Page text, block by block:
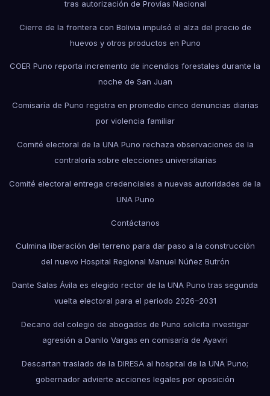
tras autorización de Provías Nacional
Cierre de la frontera con Bolivia impulsó el alza del precio de
huevos y otros productos en Puno
COER Puno reporta incremento de incendios forestales durante la
noche de San Juan
Comisaría de Puno registra en promedio cinco denuncias diarias
por violencia familiar
Comité electoral de la UNA Puno rechaza observaciones de la
contraloría sobre elecciones universitarias
Comité electoral entrega credenciales a nuevas autoridades de la
UNA Puno
Contáctanos
Culmina liberación del terreno para dar paso a la construcción
del nuevo Hospital Regional Manuel Núñez Butrón
Dante Salas Ávila es elegido rector de la UNA Puno tras segunda
vuelta electoral para el periodo 2026–2031
Decano del colegio de abogados de Puno solicita investigar
agresión a Danilo Vargas en comisaría de Ayaviri
Descartan traslado de la DIRESA al hospital de la UNA Puno;
gobernador advierte acciones legales por oposición